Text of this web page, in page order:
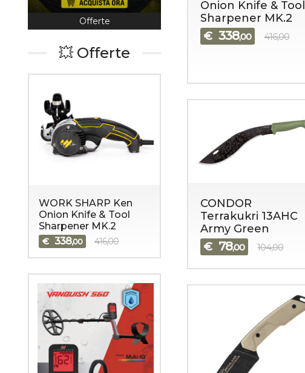
Onion Knife & Tool
Sharpener MK.2
€ 338,00 416,00
CONDOR
Terrakukri 13AHC
Army Green
€ 78,00 104,00
Offerte Coltelleria
💥 Offerte
WORK SHARP Ken
Onion Knife & Tool
Sharpener MK.2
€ 338,00 416,00